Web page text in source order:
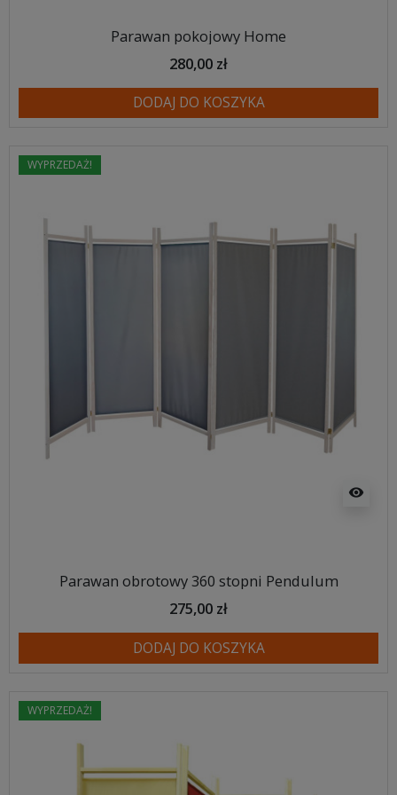
Parawan pokojowy Home
280,00 zł
DODAJ DO KOSZYKA
WYPRZEDAŻ!
visibility
Parawan obrotowy 360 stopni Pendulum
275,00 zł
DODAJ DO KOSZYKA
WYPRZEDAŻ!